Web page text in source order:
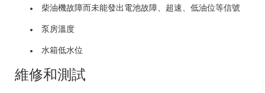
柴油機故障而未能發出電池故障、超速、低油位等信號
泵房溫度
水箱低水位
維修和測試